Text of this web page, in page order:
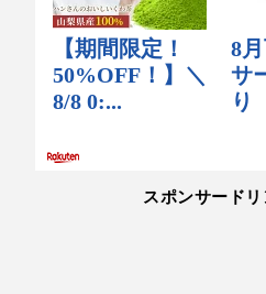
スポンサードリ